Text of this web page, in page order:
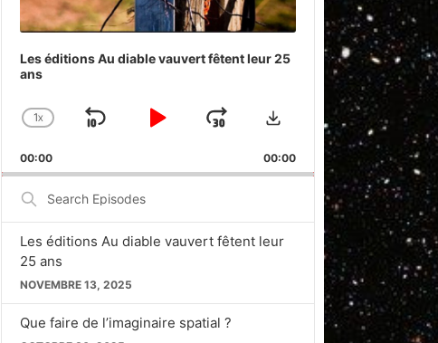
Les éditions Au diable vauvert fêtent leur 25
ans
CHANGE
RATE
1X
SKIP
PLAYJUMP
FORWARD
Download
00:00 00:00
Search
Episodes
Les éditions Au diable vauvert fêtent leur
25 ans
NOVEMBRE 13, 2025
Que faire de l’imaginaire spatial ?